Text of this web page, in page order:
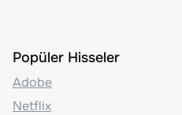
Popüler Hisseler
Adobe
Netflix